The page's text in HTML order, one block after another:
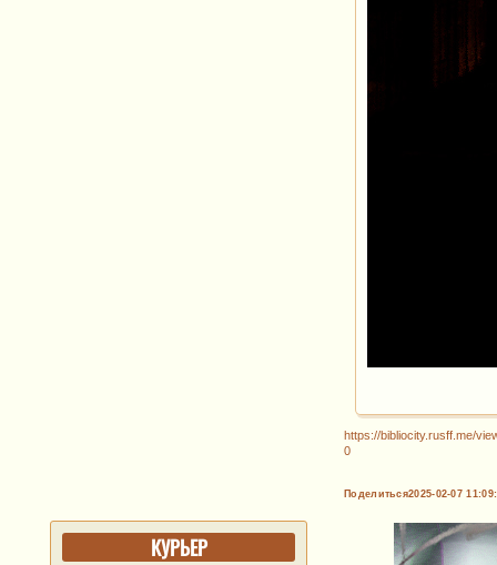
https://bibliocity.rusff.me/
0
Поделиться2025-02-07
КУРЬЕР